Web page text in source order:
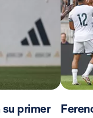
primer